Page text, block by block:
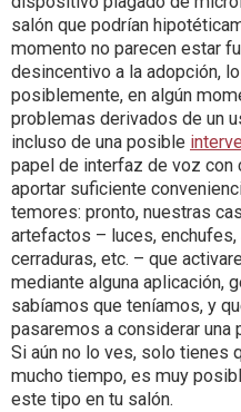
salón que podrían
momento no parecen estar
desincentivo a la adopción,
posiblemente, en algún
problemas derivados de un
incluso de una posible
papel de interfaz de voz con
aportar suficiente
temores: pronto, nuestras
artefactos – luces,
cerraduras, etc. – que
mediante alguna aplicación,
sabíamos que teníamos, y
pasaremos a considerar una
Si aún no lo ves, solo tienes
mucho tiempo, es muy
este tipo en tu salón.